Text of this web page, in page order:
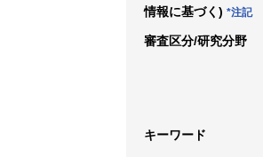
情報に基づく) *注記
審査区分/研究分野
キーワード